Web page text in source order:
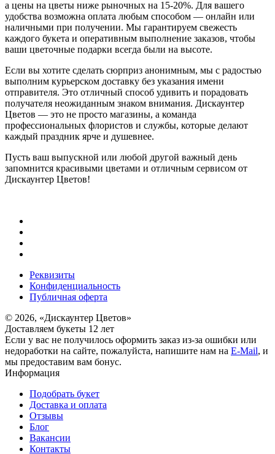
а цены на цветы ниже рыночных на 15-20%. Для вашего
удобства возможна оплата любым способом — онлайн или
наличными при получении. Мы гарантируем свежесть
каждого букета и оперативным выполнение заказов, чтобы
ваши цветочные подарки всегда были на высоте.
Если вы хотите сделать сюрприз анонимным, мы с радостью
выполним курьерском доставку без указания имени
отправителя. Это отличный способ удивить и порадовать
получателя неожиданным знаком внимания. Дискаунтер
Цветов — это не просто магазины, а команда
профессиональных флористов и службы, которые делают
каждый праздник ярче и душевнее.
Пусть ваш выпускной или любой другой важный день
запомнится красивыми цветами и отличным сервисом от
Дискаунтер Цветов!
Реквизиты
Конфиденциальность
Публичная оферта
© 2026, «Дискаунтер Цветов»
Доставляем букеты 12 лет
Если у вас не получилось оформить заказ из-за ошибки или
недоработки на сайте, пожалуйста, напишите нам на E-Mail, и
мы предоставим вам бонус.
Информация
Подобрать букет
Доставка и оплата
Отзывы
Блог
Вакансии
Контакты